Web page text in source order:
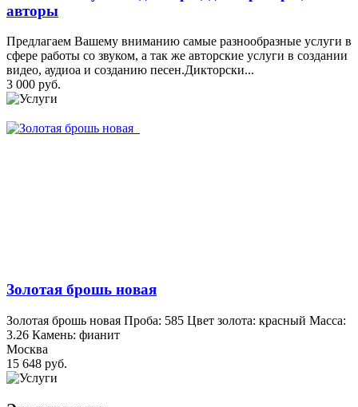
авторы
Предлагаем Вашему вниманию самые разнообразные услуги в
сфере работы со звуком, а так же авторские услуги в создании
видео, аудиоа и созданию песен.Дикторски...
3 000 руб.
Золотая брошь новая
Золотая брошь новая Проба: 585 Цвет золота: красный Масса:
3.26 Камень: фианит
Москва
15 648 руб.